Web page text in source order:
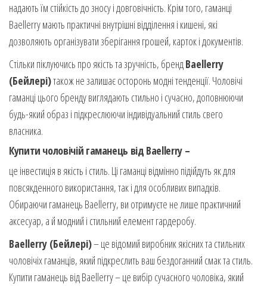
надають їм стійкість до зносу і довговічність. Крім того, гаманці
Baellerry мають практичні внутрішні відділення і кишені, які
дозволяють організувати зберігання грошей, карток і документів.
Стільки піклуючись про якість та зручність, брендBaellerry
(Бейлері)також не залишає осторонь модні тенденції. Чоловічі
гаманці цього бренду виглядають стильно і сучасно, доповнюючи
будь-який образ і підкреслюючи індивідуальний стиль свего
власника.
Купити чоловічій гаманець від Baellerry –
це інвестиція в якість і стиль. Ці гаманці відмінно підійдуть як для
повсякденного використання, так і для особливих випадків.
Обираючи гаманець Baellerry, ви отримуєте не лише практичний
аксесуар, а й модний і стильний елемент гардеробу.
Baellerry (Бейлері)– це відомий виробник якісних та стильних
чоловічіх гаманців, який підкреслить ваш бездоганний смак та стиль.
Купити гаманець від Baellerry – це вибір сучасного чоловіка, який